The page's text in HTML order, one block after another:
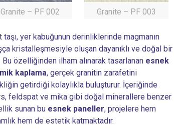
Granite – PF 002 Granite – PF 003
taşı, yer kabuğunun derinliklerinde magmanın
kristalleşmesiyle oluşan dayanıklı ve doğal bir
Bu özelliğinden ilham alınarak tasarlanan esnek
kaplama, gerçek granitin zarafetini
getirdiği kolaylıkla buluşturur. İçeriğinde
feldspat ve mika gibi doğal minerallere benzer
sunan bu esnek paneller, projelere hem
hem de estetik katmaktadır.